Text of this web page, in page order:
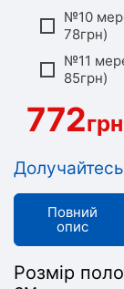
№10
78грн)
№11
85грн)
772грн
Повний
опис
Розмір